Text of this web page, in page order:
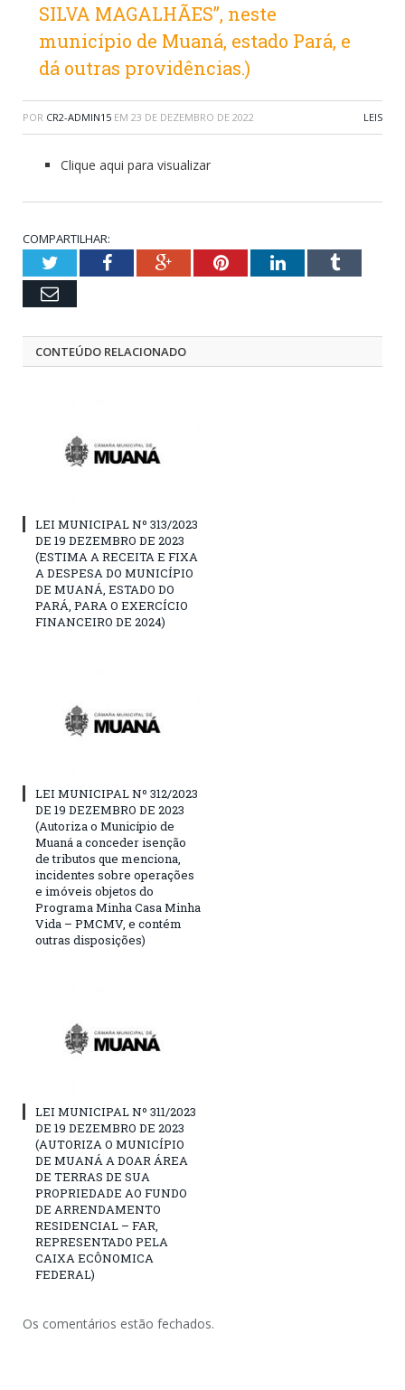
SILVA MAGALHÃES”, neste
município de Muaná, estado Pará, e
dá outras providências.)
POR CR2-ADMIN15 EM 23 DE DEZEMBRO DE 2022 LEIS
Clique aqui para visualizar
COMPARTILHAR:
TwitterFacebookGoogle+PinterestLinkedInTumblr
Email
CONTEÚDO RELACIONADO
LEI MUNICIPAL Nº 313/2023
DE 19 DEZEMBRO DE 2023
(ESTIMA A RECEITA E FIXA
A DESPESA DO MUNICÍPIO
DE MUANÁ, ESTADO DO
PARÁ, PARA O EXERCÍCIO
FINANCEIRO DE 2024)
LEI MUNICIPAL Nº 312/2023
DE 19 DEZEMBRO DE 2023
(Autoriza o Município de
Muaná a conceder isenção
de tributos que menciona,
incidentes sobre operações
e imóveis objetos do
Programa Minha Casa Minha
Vida – PMCMV, e contém
outras disposições)
LEI MUNICIPAL Nº 311/2023
DE 19 DEZEMBRO DE 2023
(AUTORIZA O MUNICÍPIO
DE MUANÁ A DOAR ÁREA
DE TERRAS DE SUA
PROPRIEDADE AO FUNDO
DE ARRENDAMENTO
RESIDENCIAL – FAR,
REPRESENTADO PELA
CAIXA ECÔNOMICA
FEDERAL)
Os comentários estão fechados.